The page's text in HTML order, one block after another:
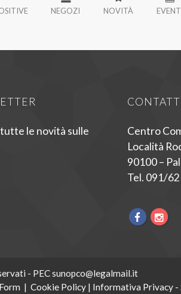
NEGOZI NOVITÀ
le novità sulle
Centro
Località
90100 –
Tel. 091/
- PEC sunopco@legalmail.it
| Cookie Policy | Informativa Privacy -